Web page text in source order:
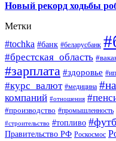
Новый рекорд ходьбы
Метки
#tochka #банк #беларусбанк
#брестская_область
#зарплата #здоровье #ип
#курс_валют #медицина
компаний #отношения
#производство #промышленность
#строительство #топливо
Правительство РФ Роскосмос